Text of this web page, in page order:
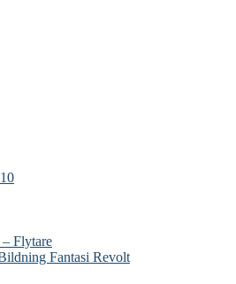
Flytare
Fantasi Revolt